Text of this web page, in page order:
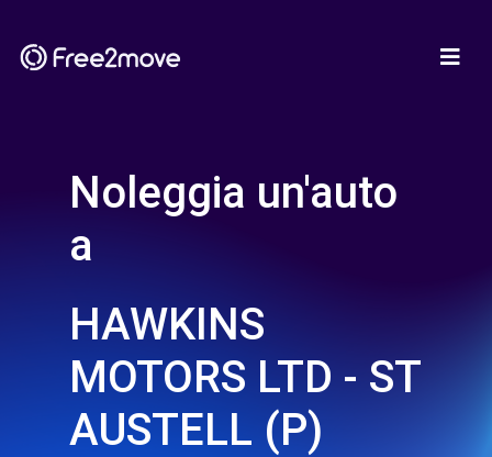
Noleggia un'auto
a
HAWKINS
MOTORS LTD - ST
AUSTELL (P)